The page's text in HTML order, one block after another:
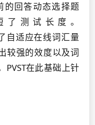
的回答动态选择题
测试长度。
自适应在线词汇量
较强的效度以及词
PVST在此基础上针